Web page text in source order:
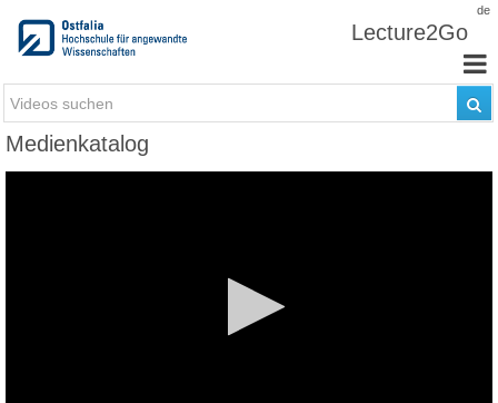
de
Lecture2Go
Medienkatalog